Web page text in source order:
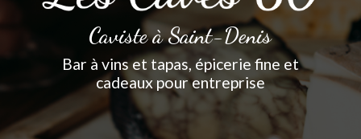
Caviste à Saint-Denis
Bar à vins et tapas, épicerie fine et
cadeaux pour entreprise